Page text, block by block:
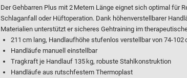
Der Gehbarren Plus mit 2 Metern Länge eignet sich optimal für
Schlaganfall oder Hüftoperation. Dank höhenverstellbarer
Materialien unterstützt er sicheres Gehtraining im
211 cm lang, Handlaufhöhe stufenlos verstellbar von 74-102
Handläufe manuell einstellbar
Tragkraft je Handlauf 135 kg, robuste Stahlkonstruktion
Handläufe aus rutschfestem Thermoplast